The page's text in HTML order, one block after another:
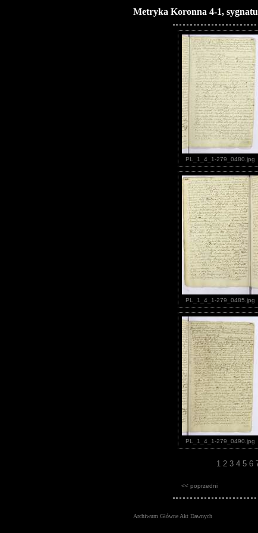
Metryka Koronna 4-1,
PL_1_4_1-279_0480.jpg
PL_1_4_1-279_0485.jpg
PL_1_4_1-279_0490.jpg
1 2 3 4 5 6
<< poprzedni
Archiwum Główne Akt Dawnych